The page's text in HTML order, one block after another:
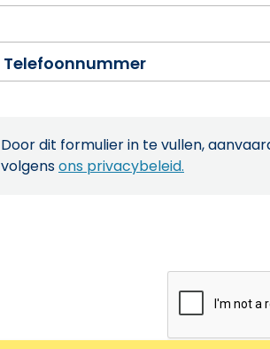
Telefoonnummer
Door dit formulier in te vullen,
volgensons privacybeleid.